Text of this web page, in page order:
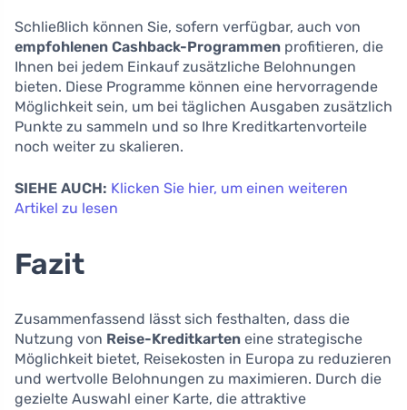
Schließlich können Sie, sofern verfügbar, auch von
empfohlenen Cashback-Programmen profitieren, die
Ihnen bei jedem Einkauf zusätzliche Belohnungen
bieten. Diese Programme können eine hervorragende
Möglichkeit sein, um bei täglichen Ausgaben zusätzlich
Punkte zu sammeln und so Ihre Kreditkartenvorteile
noch weiter zu skalieren.
SIEHE AUCH: Klicken Sie hier, um einen weiteren
Artikel zu lesen
Fazit
Zusammenfassend lässt sich festhalten, dass die
Nutzung von Reise-Kreditkarten eine strategische
Möglichkeit bietet, Reisekosten in Europa zu reduzieren
und wertvolle Belohnungen zu maximieren. Durch die
gezielte Auswahl einer Karte, die attraktive